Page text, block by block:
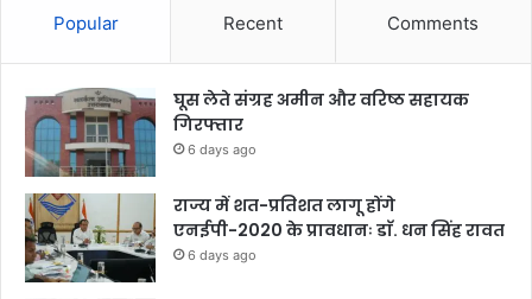
Popular Recent Comments
घूस लेते संग्रह अमीन और वरिष्ठ सहायक
गिरफ्तार
6 days ago
राज्य में शत-प्रतिशत लागू होंगे
एनईपी-2020 के प्रावधानः डाॅ. धन सिंह रावत
6 days ago